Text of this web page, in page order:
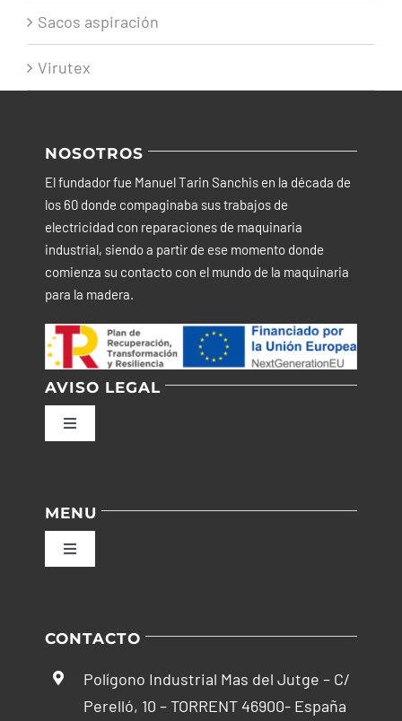
Sacos aspiración
Virutex
NOSOTROS
El fundador fue Manuel Tarin Sanchis en la década de
los 60 donde compaginaba sus trabajos de
electricidad con reparaciones de maquinaria
industrial, siendo a partir de ese momento donde
comienza su contacto con el mundo de la maquinaria
para la madera.
AVISO LEGAL
Toggle
Condiciones de uso
Accesibilidad
Ayuda accesibilidad
MENU
Toggle
CONTACTO
Polígono Industrial Mas del Jutge – C/
Perelló, 10 – TORRENT 46900- España